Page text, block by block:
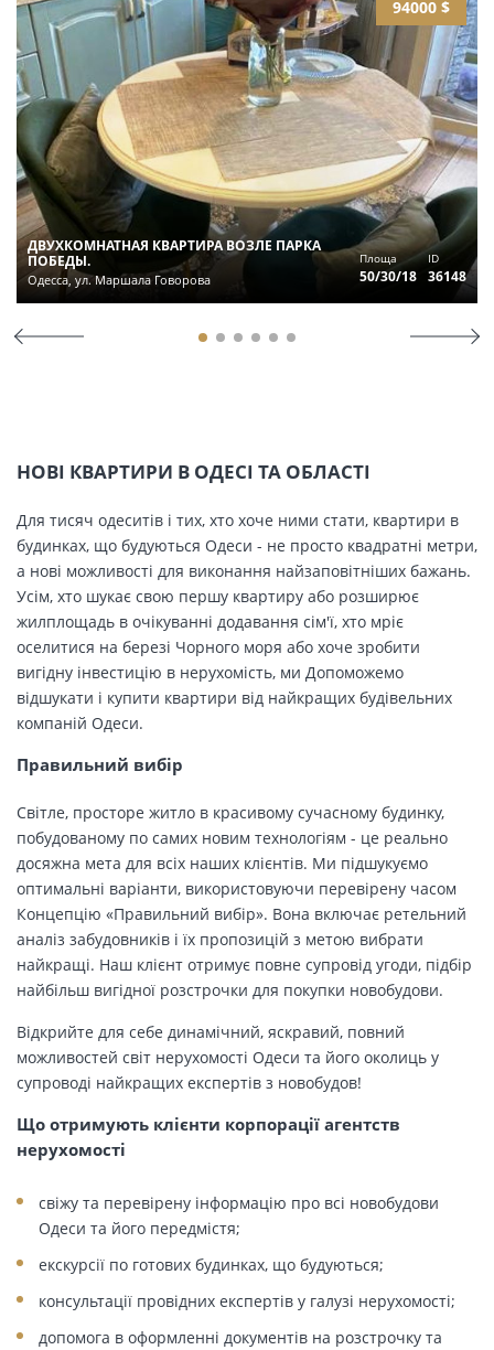
94000 $
ДВУХКОМНАТНАЯ КВАРТИРА ВОЗЛЕ ПАРКА
ПОБЕДЫ.
Одесса, ул. Маршала Говорова
Площа
50/30/18
ID
36148
НОВІ КВАРТИРИ В ОДЕСІ ТА ОБЛАСТІ
Для тисяч одеситів і тих, хто хоче ними стати, квартири в
будинках, що будуються Одеси - не просто квадратні метри,
а нові можливості для виконання найзаповітніших бажань.
Усім, хто шукає свою першу квартиру або розширює
жилплощадь в очікуванні додавання сім'ї, хто мріє
оселитися на березі Чорного моря або хоче зробити
вигідну інвестицію в нерухомість, ми Допоможемо
відшукати і купити квартири від найкращих будівельних
компаній Одеси.
Правильний вибір
Світле, просторе житло в красивому сучасному будинку,
побудованому по самих новим технологіям - це реально
досяжна мета для всіх наших клієнтів. Ми підшукуємо
оптимальні варіанти, використовуючи перевірену часом
Концепцію «Правильний вибір». Вона включає ретельний
аналіз забудовників і їх пропозицій з метою вибрати
найкращі. Наш клієнт отримує повне супровід угоди, підбір
найбільш вигідної розстрочки для покупки новобудови.
Відкрийте для себе динамічний, яскравий, повний
можливостей світ нерухомості Одеси та його околиць у
супроводі найкращих експертів з новобудов!
Що отримують клієнти корпорації агентств
нерухомості
свіжу та перевірену інформацію про всі новобудови
Одеси та його передмістя;
екскурсії по готових будинках, що будуються;
консультації провідних експертів у галузі нерухомості;
допомога в оформленні документів на розстрочку та